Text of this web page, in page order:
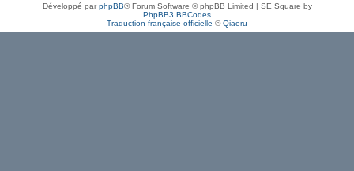
Développé parphpBB® Forum Software © phpBB Limited | SE Square by
PhpBB3 BBCodes
Traduction française officielle ©Qiaeru